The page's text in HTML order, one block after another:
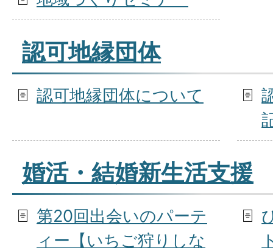
認可地縁団体
認可地縁団体について
婚活・結婚新生活支援
第20回出会いのパーテ
ィー【いちご狩りしな